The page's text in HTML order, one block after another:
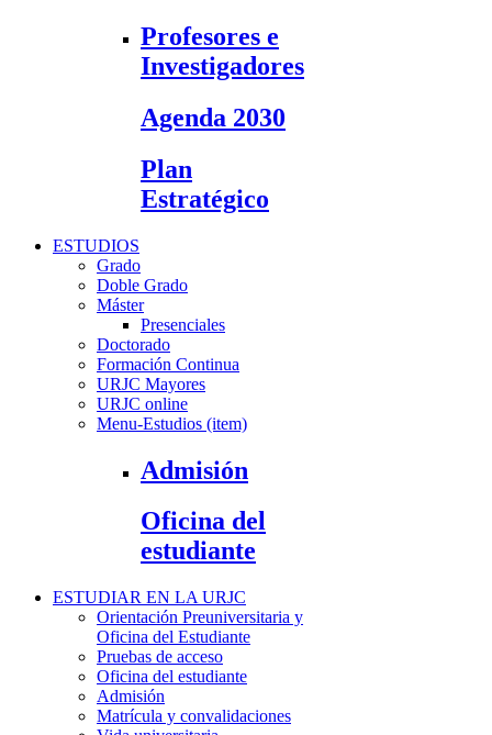
Profesores e
Investigadores
Agenda 2030
Plan
Estratégico
ESTUDIOS
Grado
Doble Grado
Máster
Presenciales
Doctorado
Formación Continua
URJC Mayores
URJC online
Menu-Estudios (item)
Admisión
Oficina del
estudiante
ESTUDIAR EN LA URJC
Orientación Preuniversitaria y
Oficina del Estudiante
Pruebas de acceso
Oficina del estudiante
Admisión
Matrícula y convalidaciones